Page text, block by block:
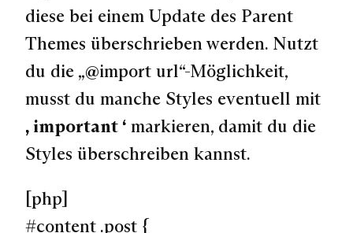
diese bei einem Update des Parent
Themes überschrieben werden. Nutzt
du die „@import url“-Möglichkeit,
musst du manche Styles eventuell mit
„important“ markieren, damit du die
Styles überschreiben kannst.
[php]
#content .post {